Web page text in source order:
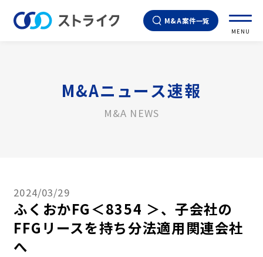
M&A案件一覧
MENU
M&Aニュース速報
M&A NEWS
2024/03/29
ふくおかFG＜8354 ＞、子会社の
FFGリースを持ち分法適用関連会社
へ